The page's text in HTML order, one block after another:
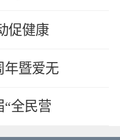
促健康
年暨爱无
全民营